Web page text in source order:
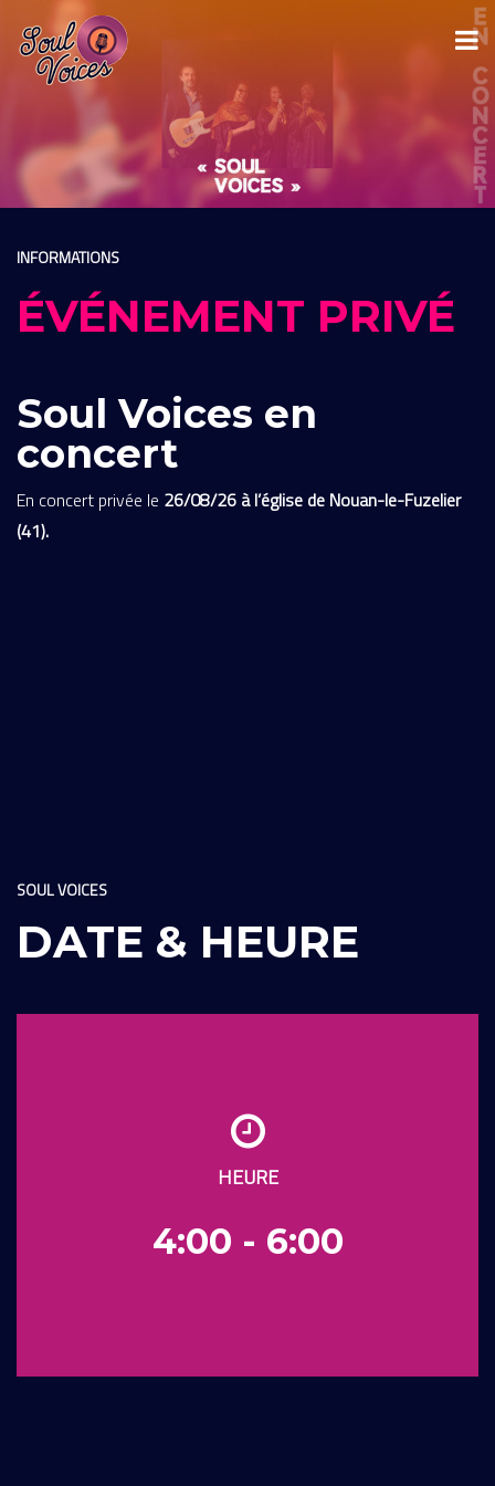
INFORMATIONS
ÉVÉNEMENT PRIVÉ
Soul Voices en
concert
En concert privée le 26/08/26 à l’église de Nouan-le-Fuzelier
(41).
SOUL VOICES
DATE & HEURE
HEURE
4:00 - 6:00